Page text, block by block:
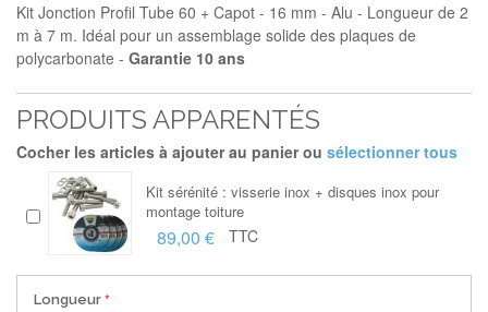
Kit Jonction Profil Tube 60 + Capot - 16 mm - Alu - Longueur de 2
m à 7 m. Idéal pour un assemblage solide des plaques de
polycarbonate - Garantie 10 ans
PRODUITS APPARENTÉS
Cocher les articles à ajouter au panier ou sélectionner tous
Kit sérénité : visserie inox + disques inox pour
montage toiture
89,00 € TTC
Longueur